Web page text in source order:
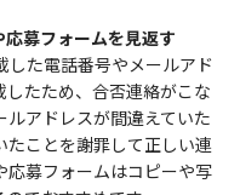
募フォームを見返す
た電話番号やメールアド
したため、合否連絡がこな
アドレスが間違えていた
たことを謝罪して正しい連
応募フォームはコピーや写